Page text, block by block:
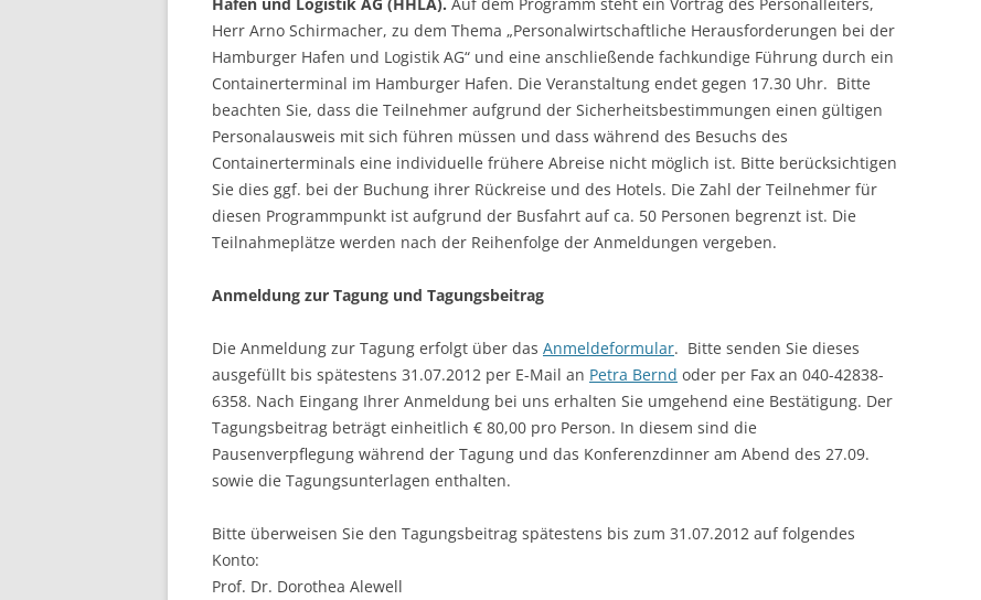
CASH BUDGET 2008
Herr Arno Schirmacher, zu dem Thema „Personalwirtschaftliche Herausforderungen bei der
Hamburger Hafen und Logistik AG“ und eine anschließende fachkundige Führung durch ein
Containerterminal im Hamburger Hafen. Die Veranstaltung endet gegen 17.30 Uhr. Bitte
beachten Sie, dass die Teilnehmer aufgrund der Sicherheitsbestimmungen einen gültigen
Personalausweis mit sich führen müssen und dass während des Besuchs des
Containerterminals eine individuelle frühere Abreise nicht möglich ist. Bitte berücksichtigen
Sie dies ggf. bei der Buchung ihrer Rückreise und des Hotels. Die Zahl der Teilnehmer für
diesen Programmpunkt ist aufgrund der Busfahrt auf ca. 50 Personen begrenzt ist. Die
Teilnahmeplätze werden nach der Reihenfolge der Anmeldungen vergeben.
Anmeldung zur Tagung und Tagungsbeitrag
Die Anmeldung zur Tagung erfolgt über das Anmeldeformular. Bitte senden Sie dieses
ausgefüllt bis spätestens 31.07.2012 per E-Mail an Petra Bernd oder per Fax an 040-42838-
6358. Nach Eingang Ihrer Anmeldung bei uns erhalten Sie umgehend eine Bestätigung. Der
Tagungsbeitrag beträgt einheitlich € 80,00 pro Person. In diesem sind die
Pausenverpflegung während der Tagung und das Konferenzdinner am Abend des 27.09.
sowie die Tagungsunterlagen enthalten.
Bitte überweisen Sie den Tagungsbeitrag spätestens bis zum 31.07.2012 auf folgendes
Konto:
Prof. Dr. Dorothea Alewell